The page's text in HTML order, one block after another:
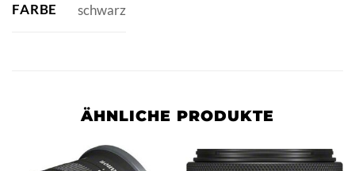
FARBE schwarz
ÄHNLICHE PRODUKTE